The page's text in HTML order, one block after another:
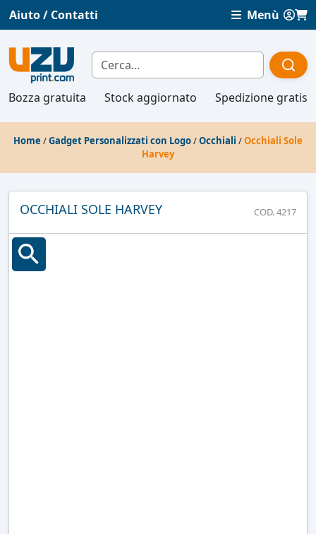
Aiuto / Contatti Menù
Bozza gratuita Stock aggiornato Spedizione gratis
Home /Gadget Personalizzati con Logo/Occhiali /Occhiali Sole
Harvey
OCCHIALI SOLE HARVEY COD. 4217